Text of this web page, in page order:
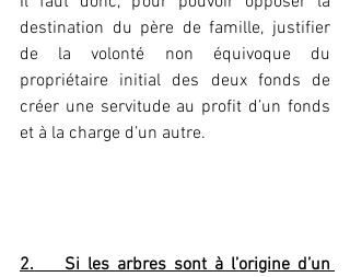
destination du père de famille, justifier
de la volonté non équivoque du
propriétaire initial des deux fonds de
créer une servitude au profit d’un fonds
et à la charge d’un autre.
2.    Si les arbres sont à l’origine d’un